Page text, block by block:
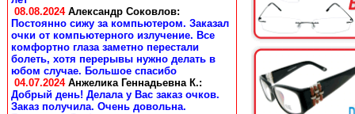
08.08.2024 Александр Соковлов:
Постоянно сижу за компьютером. Заказал
очки от компьютерного излучение. Все
комфортно глаза заметно перестали
болеть, хотя перерывы нужно делать в
юбом случае. Большое спасибо
04.07.2024 Анжелика Геннадьевна К.:
Добрый день! Делала у Вас заказ очков.
Заказ получила. Очень довольна.